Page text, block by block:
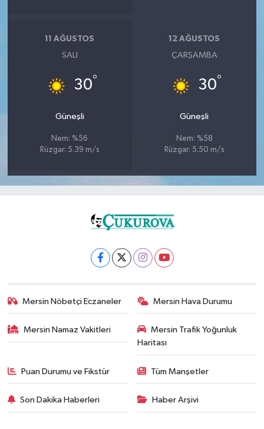
11 AĞUSTOS
SALI
30°
Güneşli
Nem: %56
Rüzgar: 5.39 m/s
12 AĞUSTOS
ÇARŞAMBA
30°
Güneşli
Nem: %58
Rüzgar: 5.50 m/s
Mersin Nöbetçi Eczaneler Mersin Hava Durumu
Mersin Namaz Vakitleri
Mersin Trafik Yoğunluk
Haritası
Puan Durumu ve Fikstür Tüm Manşetler
Son Dakika Haberleri Haber Arşivi